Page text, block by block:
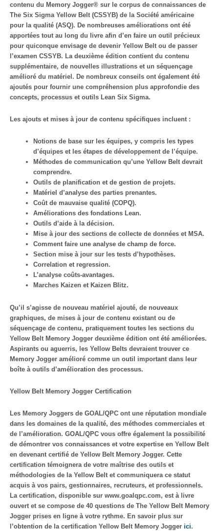
contenu du Memory Jogger® sur le corpus de connaissances de
The Six Sigma Yellow Belt (CSSYB) de la Société américaine
pour la qualité (ASQ). De nombreuses améliorations ont été
apportées tout au long du livre afin d’en faire un outil précieux
pour quiconque envisage de devenir Yellow Belt ou de passer
l’examen CSSYB. La deuxième édition contient du contenu
supplémentaire, de nouvelles illustrations et un séquençage
amélioré du matériel. De nombreux conseils ont également été
ajoutés pour fournir une compréhension plus approfondie des
concepts, processus et outils Lean Six Sigma.
Les ajouts et mises à jour de contenu spécifiques incluent :
Notions de base sur les équipes, y compris les types
d’équipes et les étapes de développement de l’équipe.
Méthodes de communication qu’une Yellow Belt devrait
comprendre.
Outils de planification et de gestion de projets.
Matériel d’analyse des parties prenantes.
Coût de mauvaise qualité (COPQ).
Améliorations des fondations Lean.
Outils d’aide à la décision.
Mise à jour des sections de collecte de données et MSA.
Comment faire une analyse de champ de force.
Section mise à jour sur les tests d’hypothèses.
Correlation et regression.
L’analyse coûts-avantages.
Marches Kaizen et Kaizen Blitz.
Qu’il s’agisse de nouveau matériel ajouté, de nouveaux
graphiques, de mises à jour de contenu existant ou de
séquençage de contenu, pratiquement toutes les sections du
Yellow Belt Memory Jogger deuxième édition ont été améliorées.
Aspirants ou aguerris, les Yellow Belts devraient trouver ce
Memory Jogger amélioré comme un outil important dans leur
boîte à outils d’amélioration des processus.
Yellow Belt Memory Jogger Certification
Les Memory Joggers de GOAL/QPC ont une réputation mondiale
dans les domaines de la qualité, des méthodes commerciales et
de l’amélioration. GOAL/QPC vous offre également la possibilité
de démontrer vos connaissances et votre expertise en Yellow Belt
en devenant certifié de Yellow Belt Memory Jogger. Cette
certification témoignera de votre maîtrise des outils et
méthodologies de la Yellow Belt et communiquera ce statut
acquis à vos pairs, gestionnaires, recruteurs, et professionnels.
La certification, disponible sur www.goalqpc.com, est à livre
ouvert et se compose de 40 questions de The Yellow Belt Memory
Jogger prises en ligne à votre rythme. En savoir plus sur
l’obtention de la certification Yellow Belt Memory Jogger ici.